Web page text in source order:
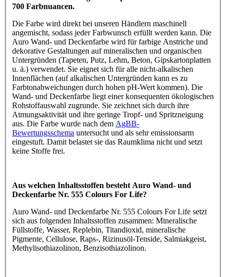
700 Farbnuancen.
Die Farbe wird direkt bei unseren Händlern maschinell
angemischt, sodass jeder Farbwunsch erfüllt werden kann. Die
Auro Wand- und Deckenfarbe wird für farbige Anstriche und
dekorative Gestaltungen auf mineralischen und organischen
Untergründen (Tapeten, Putz, Lehm, Beton, Gipskartonplatten
u. ä.) verwendet. Sie eignet sich für alle nicht-alkalischen
Innenflächen (auf alkalischen Untergründen kann es zu
Farbtonabweichungen durch hohen pH-Wert kommen). Die
Wand- und Deckenfarbe liegt einer konsequenten ökologischen
Rohstoffauswahl zugrunde. Sie zeichnet sich durch ihre
Atmungsaktivität und ihre geringe Tropf- und Spritzneigung
aus. Die Farbe wurde nach dem AgBB-
Bewertungsschema untersucht und als sehr emissionsarm
eingestuft. Damit belastet sie das Raumklima nicht und setzt
keine Stoffe frei.
Aus welchen Inhaltsstoffen besteht Auro Wand- und
Deckenfarbe Nr. 555 Colours For Life?
Auro Wand- und Deckenfarbe Nr. 555 Colours For Life setzt
sich aus folgenden Inhaltsstoffen zusammen: Mineralische
Füllstoffe, Wasser, Replebin, Titandioxid, mineralische
Pigmente, Cellulose, Raps-, Rizinusöl-Tenside, Salmiakgeist,
Methylisothiazolinon, Benzisothiazolinon.